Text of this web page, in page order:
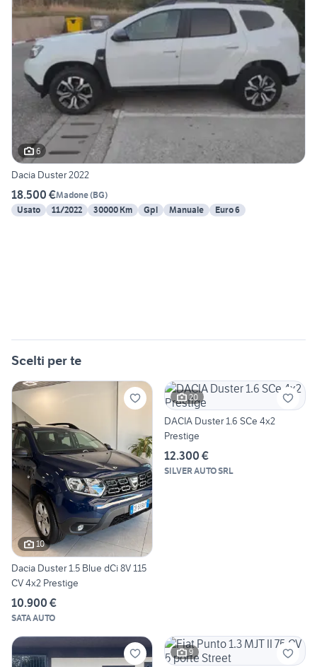
6
Dacia Duster 2022
18.500 €Madone(BG)
Usato
11/2022 30000 Km Gpl Manuale Euro 6
Scelti per te
10
Dacia Duster 1.5 Blue dCi 8V 115
CV 4x2 Prestige
10.900 €
SATA AUTO
20
DACIA Duster 1.6 SCe 4x2
Prestige
12.300 €
SILVER AUTO SRL
9